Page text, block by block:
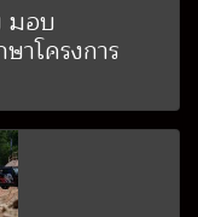
มอบ
าโครงการ